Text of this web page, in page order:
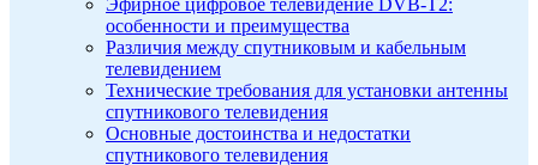
особенности и преимущества
Различия между спутниковым и кабельным
телевидением
Технические требования для установки антенны
спутникового телевидения
Основные достоинства и недостатки
спутникового телевидения